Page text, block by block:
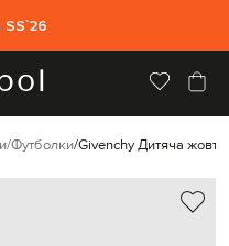
Футболки Givenchy Дитяча